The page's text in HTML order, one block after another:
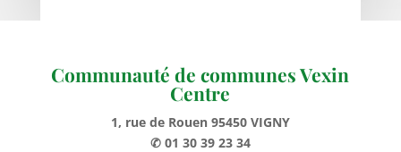
Communauté de communes Vexin
Centre
1, rue de Rouen 95450 VIGNY
✆ 01 30 39 23 34